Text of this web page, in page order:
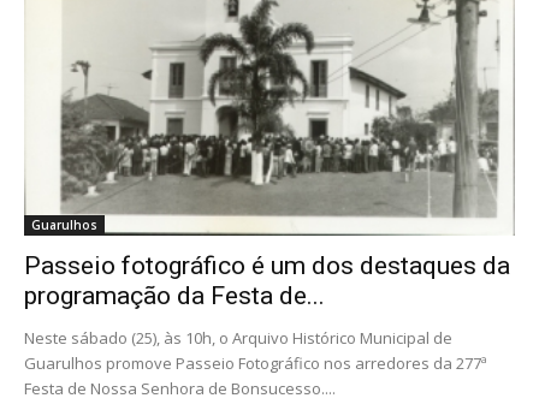
Guarulhos
Passeio fotográfico é um dos destaques da
programação da Festa de...
Neste sábado (25), às 10h, o Arquivo Histórico Municipal de
Guarulhos promove Passeio Fotográfico nos arredores da 277ª
Festa de Nossa Senhora de Bonsucesso....